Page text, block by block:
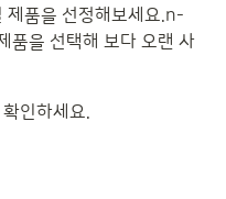
제품을 선정해보세요.n-
품을 선택해 보다 오랜 사
인하세요.